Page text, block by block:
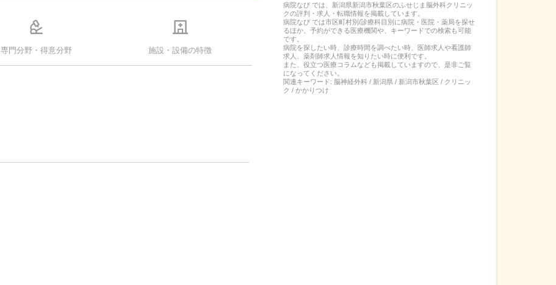
専門分野・得意分野 施設・設備の特徴
病院なび では、 新潟県新潟市秋葉区のふせじま脳外科クリニッ
クの評判・求人・転職情報を掲載しています。
病院なび では市区町村別/診療科目別に病院・医院・薬局を探せ
るほか、予約ができる医療機関や、キーワードでの検索も可能
です。
病院を探したい時、診療時間を調べたい時、医師求人や看護師
求人、薬剤師求人情報を知りたい時に便利です。
また、役立つ医療コラムなども掲載していますので、是非ご覧
になってください。
関連キーワード: 脳神経外科 / 新潟県 / 新潟市秋葉区 / クリニッ
ク / かかりつけ